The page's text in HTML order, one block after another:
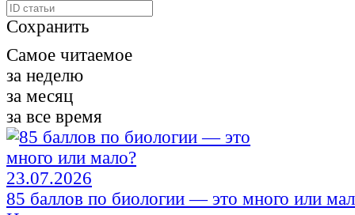
Сохранить
Самое читаемое
за неделю
за месяц
за все время
23.07.2026
85 баллов по биологии — это много или